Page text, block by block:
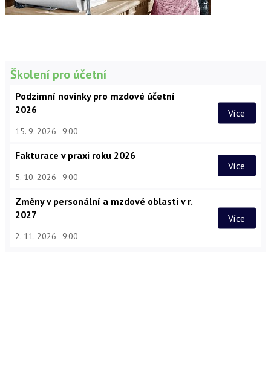
Školení pro účetní
Podzimní novinky pro mzdové účetní
2026
15. 9. 2026 9:00
Více
Fakturace v praxi roku 2026
5. 10. 2026 9:00
Více
Změny v personální a mzdové oblasti v r.
2027
2. 11. 2026 9:00
Více